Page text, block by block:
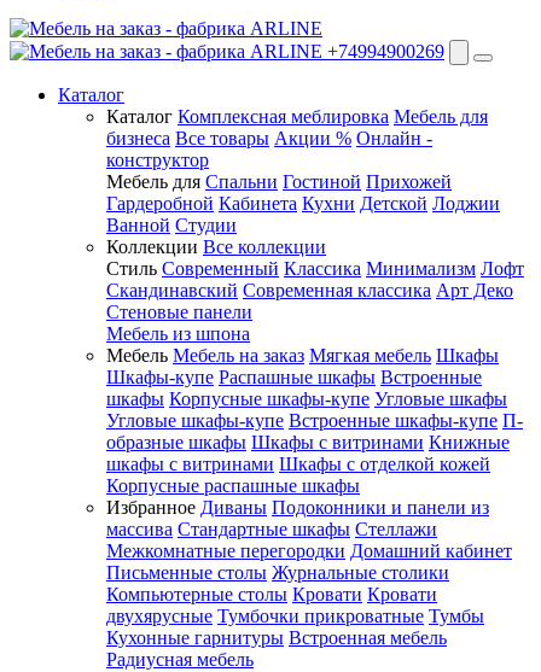
+74994900269
Каталог
Каталог Комплексная меблировка Мебель для
бизнеса Все товары Акции % Онлайн -
конструктор
Мебель для Спальни Гостиной Прихожей
Гардеробной Кабинета Кухни Детской Лоджии
Ванной Студии
Коллекции Все коллекции
Стиль Современный Классика Минимализм Лофт
Скандинавский Современная классика Арт Деко
Стеновые панели
Мебель из шпона
Мебель Мебель на заказ Мягкая мебель Шкафы
Шкафы-купе Распашные шкафы Встроенные
шкафы Корпусные шкафы-купе Угловые шкафы
Угловые шкафы-купе Встроенные шкафы-купе П-
образные шкафы Шкафы с витринами Книжные
шкафы с витринами Шкафы c отделкой кожей
Корпусные распашные шкафы
Избранное Диваны Подоконники и панели из
массива Стандартные шкафы Стеллажи
Межкомнатные перегородки Домашний кабинет
Письменные столы Журнальные столики
Компьютерные столы Кровати Кровати
двухярусные Тумбочки прикроватные Тумбы
Кухонные гарнитуры Встроенная мебель
Радиусная мебель